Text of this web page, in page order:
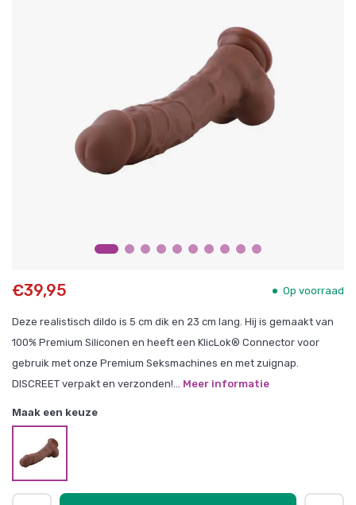
€39,95 Op voorraad
Deze realistisch dildo is 5 cm dik en 23 cm lang. Hij is gemaakt van
100% Premium Siliconen en heeft een KlicLok® Connector voor
gebruik met onze Premium Seksmachines en met zuignap.
DISCREET verpakt en verzonden!... Meer informatie
Maak een keuze